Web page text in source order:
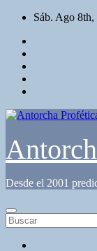
Saltar
contenido
Sáb. Ago 8th,
Desde el 2001